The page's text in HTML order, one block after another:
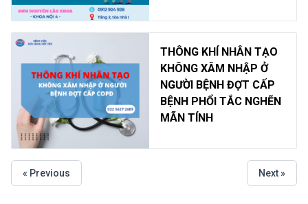
THÔNG KHÍ NHÂN TẠO
KHÔNG XÂM NHẬP Ở
NGƯỜI BỆNH ĐỢT CẤP
BỆNH PHỔI TẮC NGHẼN
MÃN TÍNH
« Previous Next »